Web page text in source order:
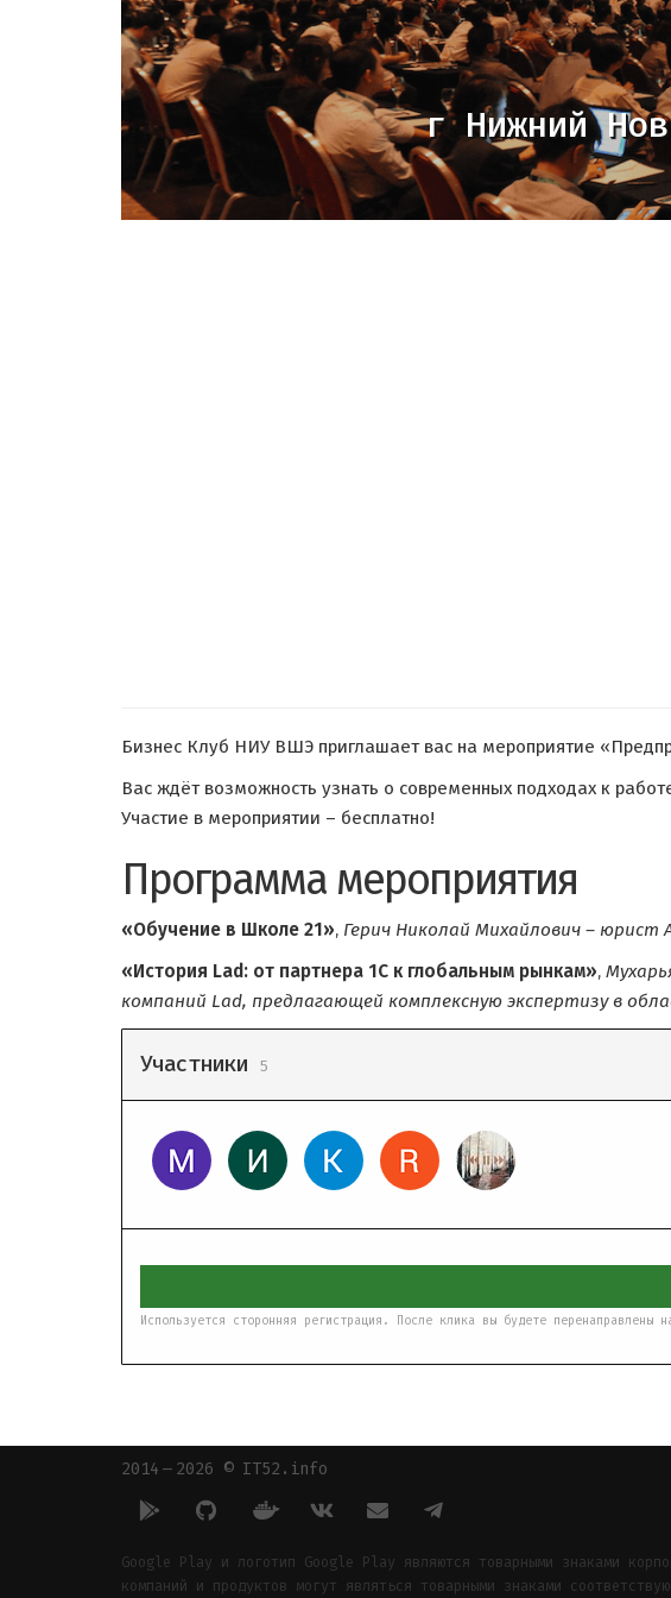
г Нижний
Бизнес Клуб НИУ ВШЭ приглашает вас на мероприятие
Вас ждёт возможность узнать о современных подходах к
Участие в мероприятии – бесплатно!
Программа мероприятия
«Обучение в Школе 21», Герич Николай Михайлович –
«История Lad: от партнера 1С к глобальным рынкам»,
компаний Lad, предлагающей комплексную экспертизу в
Участники 5
Используется сторонняя регистрация. После клика вы будете перенаправлены
2014 — 2026 © IT52.info
Google Play и логотип Google Play являются товарными знаками
компаний и продуктов могут являться товарными знаками